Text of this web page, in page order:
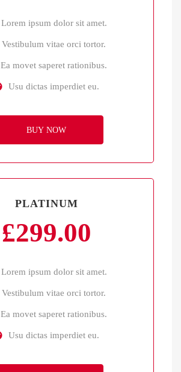
Lorem ipsum dolor sit amet.
Vestibulum vitae orci tortor.
Ea movet saperet rationibus.
Usu dictas imperdiet eu.
BUY NOW
PLATINUM
£299.00
Lorem ipsum dolor sit amet.
Vestibulum vitae orci tortor.
Ea movet saperet rationibus.
Usu dictas imperdiet eu.